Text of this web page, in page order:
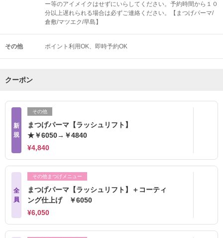
ー等のアイメイクはせずにいらしてください。予約時間から１０
分以上遅れられる場合は必ずご連絡ください。【まつげパーマ/
倉敷/マツエク/早島】
その他 ポイント利用OK 即時予約OK
クーポン
新
規
その他
まつげパーマ【ラッシュリフト】
★￥6050→￥4840
¥4,840
全
員
その他まつげメニュー
まつげパーマ【ラッシュリフト】＋コーティ
ング仕上げ ￥6050
¥6,050